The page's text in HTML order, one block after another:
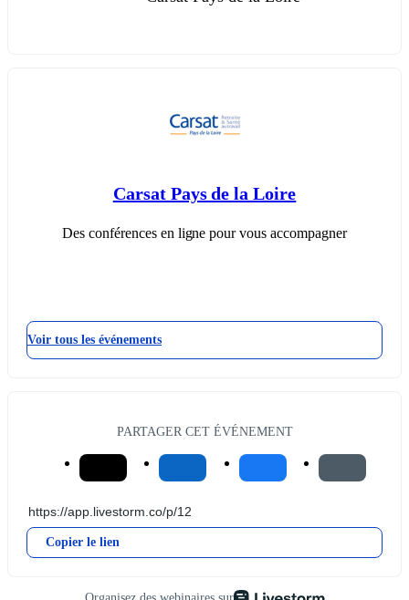
Carsat Pays de la Loire
Des conférences en ligne pour vous accompagner
Voir tous les événements
PARTAGER CET ÉVÉNEMENT
Copier le lien
Organisez des webinaires sur